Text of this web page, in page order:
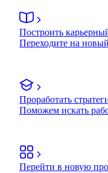
Построить
Переходите на
Проработать
Поможем искать
Перейти в новую